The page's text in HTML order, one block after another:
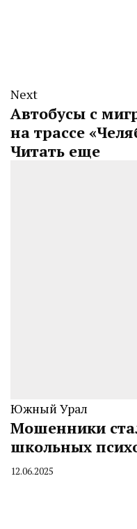
Next
Автобусы с
на трассе
Читать еще
Южный Урал
Мошенники
школьных
By
12.06.2025